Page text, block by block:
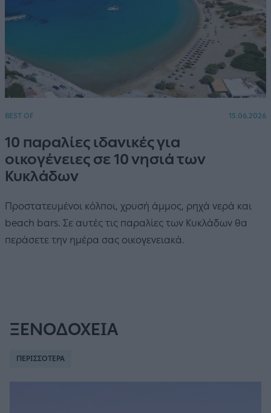
BEST OF 15.06.2026
10 παραλίες ιδανικές για
οικογένειες σε 10 νησιά των
Κυκλάδων
Προστατευμένοι κόλποι, χρυσή άμμος, ρηχά νερά και
beach bars. Σε αυτές τις παραλίες των Κυκλάδων θα
περάσετε την ημέρα σας οικογενειακά.
ΞΕΝΟΔΟΧΕΙΑ
ΠΕΡΙΣΣΟΤΕΡΑ